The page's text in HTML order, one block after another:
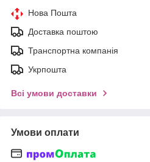
Нова Пошта
Доставка поштою
Транспортна компанія
Укрпошта
Всі умови доставки
Умови оплати